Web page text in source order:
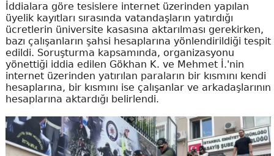
İddialara göre tesislere internet üzerinden yapılan
üyelik kayıtları sırasında vatandaşların yatırdığı
ücretlerin üniversite kasasına aktarılması gerekirken,
bazı çalışanların şahsi hesaplarına yönlendirildiği tespit
edildi. Soruşturma kapsamında, organizasyonu
yönettiği iddia edilen Gökhan K. ve Mehmet İ.'nin
internet üzerinden yatırılan paraların bir kısmını kendi
hesaplarına, bir kısmını ise çalışanlar ve arkadaşlarının
hesaplarına aktardığı belirlendi.